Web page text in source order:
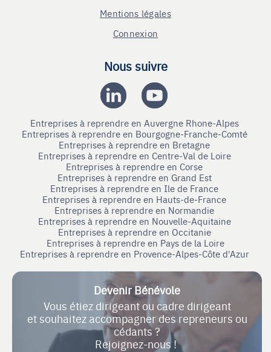
Mentions légales
Connexion
Nous suivre
Entreprises à reprendre en Auvergne Rhone-Alpes
Entreprises à reprendre en Bourgogne-Franche-Comté
Entreprises à reprendre en Bretagne
Entreprises à reprendre en Centre-Val de Loire
Entreprises à reprendre en Corse
Entreprises à reprendre en Grand Est
Entreprises à reprendre en Ile de France
Entreprises à reprendre en Hauts-de-France
Entreprises à reprendre en Normandie
Entreprises à reprendre en Nouvelle-Aquitaine
Entreprises à reprendre en Occitanie
Entreprises à reprendre en Pays de la Loire
Entreprises à reprendre en Provence-Alpes-Côte d'Azur
Devenir Bénévole
Vous étiez dirigeant ou cadre dirigeant
et souhaitez accompagner des repreneurs ou
cédants ?
Rejoignez-nous !